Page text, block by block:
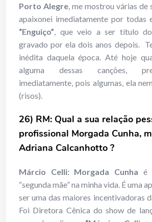
Porto Alegre, me mostrou várias de
apaixonei imediatamente por todas
“Enguiço”, que veio a ser título
gravado por ela dois anos depois.
inédita daquela época. Até hoje
alguma dessas canções,
imediatamente, pois algumas, ela
(risos).
26) RM: Qual a sua relação
profissional Morgada Cunha,
Adriana Calcanhotto ?
Márcio Celli: Morgada Cunha é
“segunda mãe” na minha vida. É uma
ser uma das maiores incentivadoras
Foi Diretora Cênica do show de